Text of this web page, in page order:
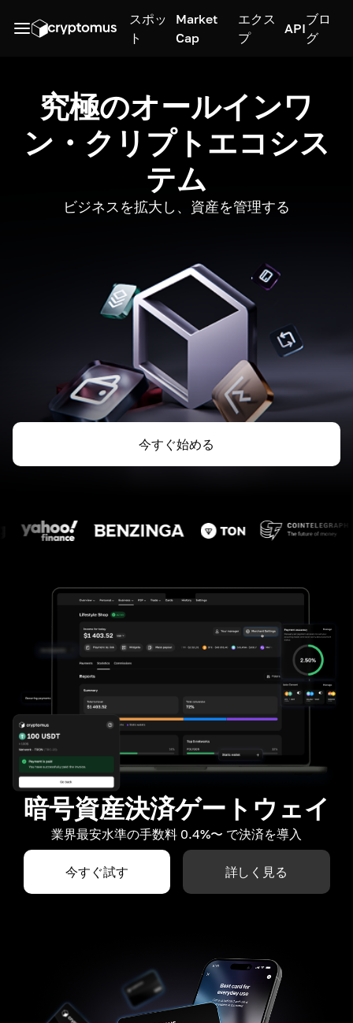
スポッ
ト
Market
Cap
エクス
プ
API
ブロ
グ
究極のオールインワ
ン・クリプトエコシス
テム
ビジネスを拡大し、資産を管理する
今すぐ始める
暗号資産決済ゲートウェイ
業界最安水準の手数料 0.4%〜 で決済を導入
今すぐ試す 詳しく見る